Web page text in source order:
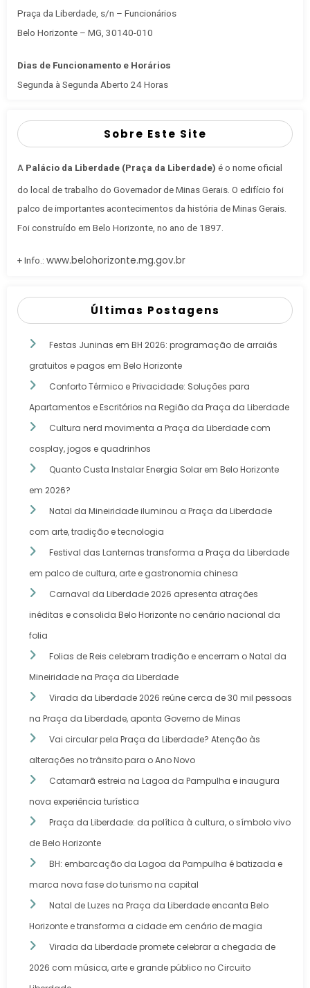
Praça da Liberdade, s/n – Funcionários
Belo Horizonte – MG, 30140-010
Dias de Funcionamento e Horários
Segunda à Segunda Aberto 24 Horas
Sobre Este Site
A Palácio da Liberdade (Praça da Liberdade) é o nome oficial
do local de trabalho do Governador de Minas Gerais . O edifício foi
palco de importantes acontecimentos da história de Minas Gerais.
Foi construído em Belo Horizonte, no ano de 1897.
+ Info.: www.belohorizonte.mg.gov.br
Últimas Postagens
Festas Juninas em BH 2026: programação de arraiás
gratuitos e pagos em Belo Horizonte
Conforto Térmico e Privacidade: Soluções para
Apartamentos e Escritórios na Região da Praça da Liberdade
Cultura nerd movimenta a Praça da Liberdade com
cosplay, jogos e quadrinhos
Quanto Custa Instalar Energia Solar em Belo Horizonte
em 2026?
Natal da Mineiridade iluminou a Praça da Liberdade
com arte, tradição e tecnologia
Festival das Lanternas transforma a Praça da Liberdade
em palco de cultura, arte e gastronomia chinesa
Carnaval da Liberdade 2026 apresenta atrações
inéditas e consolida Belo Horizonte no cenário nacional da
folia
Folias de Reis celebram tradição e encerram o Natal da
Mineiridade na Praça da Liberdade
Virada da Liberdade 2026 reúne cerca de 30 mil pessoas
na Praça da Liberdade, aponta Governo de Minas
Vai circular pela Praça da Liberdade? Atenção às
alterações no trânsito para o Ano Novo
Catamarã estreia na Lagoa da Pampulha e inaugura
nova experiência turística
Praça da Liberdade: da política à cultura, o símbolo vivo
de Belo Horizonte
BH: embarcação da Lagoa da Pampulha é batizada e
marca nova fase do turismo na capital
Natal de Luzes na Praça da Liberdade encanta Belo
Horizonte e transforma a cidade em cenário de magia
Virada da Liberdade promete celebrar a chegada de
2026 com música, arte e grande público no Circuito